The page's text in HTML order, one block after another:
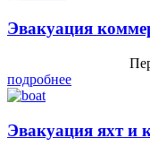
Эвакуация
подробнее
Эвакуация яхт и